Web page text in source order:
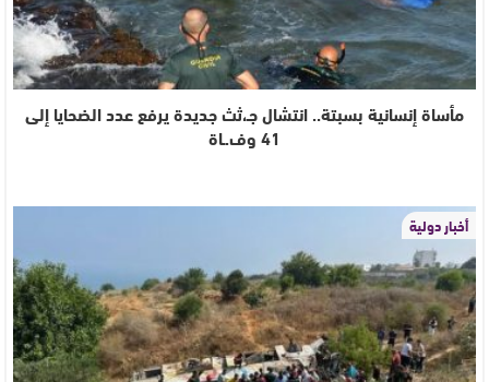
مأساة إنسانية بسبتة.. انتشال جـ،ثث جديدة يرفع عدد الضحايا إلى
41 وف.ـاة
أخبار دولية